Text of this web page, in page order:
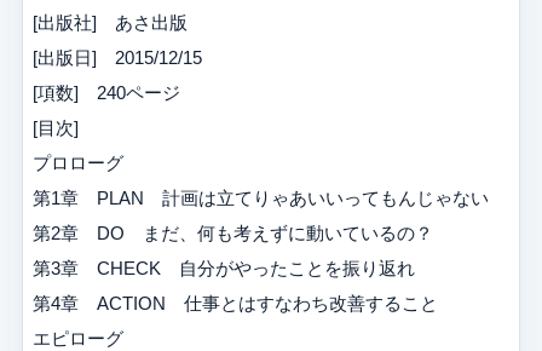
[出版社] あさ出版
[出版日] 2015/12/15
[項数] 240ページ
[目次]
プロローグ
第1章 PLAN 計画は立てりゃあいいってもんじゃない
第2章 DO まだ、何も考えずに動いているの？
第3章 CHECK 自分がやったことを振り返れ
第4章 ACTION 仕事とはすなわち改善すること
エピローグ